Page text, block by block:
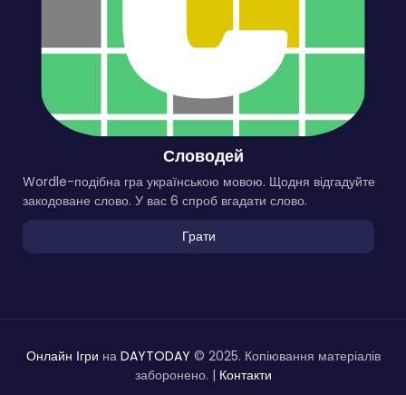
Словодей
Wordle-подібна гра українською мовою. Щодня відгадуйте
закодоване слово. У вас 6 спроб вгадати слово.
Грати
Онлайн Ігри на DAYTODAY © 2025. Копіювання матеріалів
заборонено. | Контакти